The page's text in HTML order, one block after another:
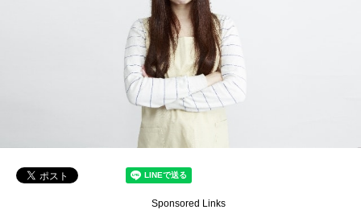
Sponsored Links